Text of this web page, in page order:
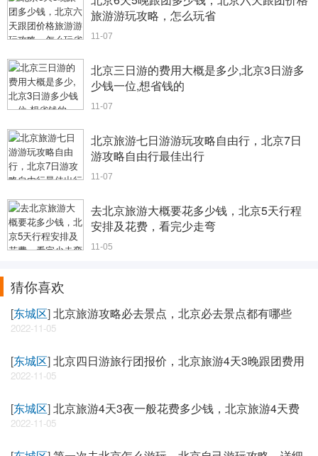
旅游游玩攻略，怎么玩省
11-07
北京三日游的费用大概是多少,北京3日游多
少钱一位,想省钱的
11-07
北京旅游七日游游玩攻略自由行，北京7日
游攻略自由行最佳出行
11-07
去北京旅游大概要花多少钱，北京5天行程
安排及花费，看完少走弯
11-05
猜你喜欢
[东城区]北京旅游攻略必去景点，北京必去景点都有哪些
2022-11-05
[东城区]北京四日游旅行团报价，北京旅游4天3晚跟团费用
2022-11-05
[东城区]北京旅游4天3夜一般花费多少钱，北京旅游4天费
2022-11-05